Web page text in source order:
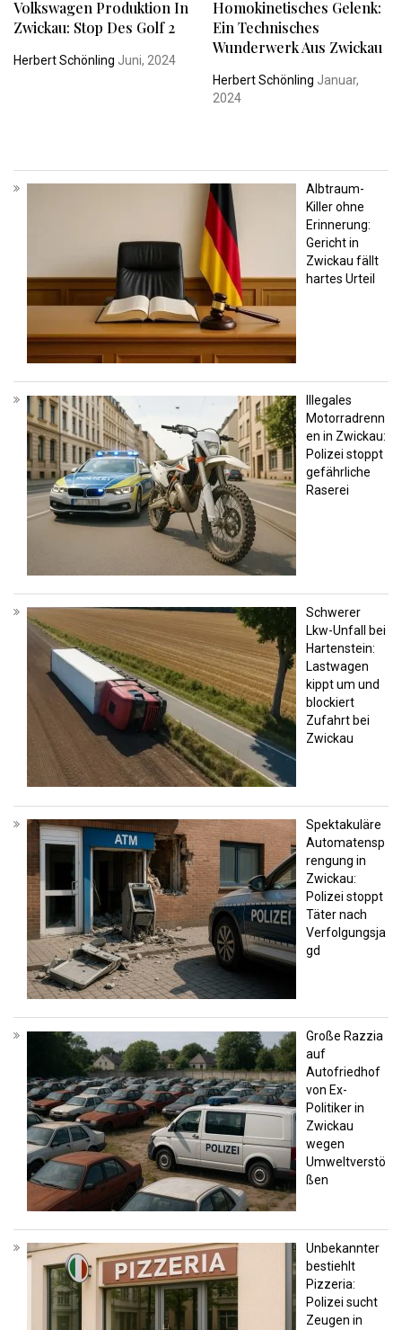
Volkswagen Produktion In
Zwickau: Stop Des Golf 2
Herbert Schönling Juni, 2024
Homokinetisches Gelenk:
Ein Technisches
Wunderwerk Aus Zwickau
Herbert Schönling Januar,
2024
Albtraum-
Killer ohne
Erinnerung:
Gericht in
Zwickau fällt
hartes Urteil
Illegales
Motorradrenn
en in Zwickau:
Polizei stoppt
gefährliche
Raserei
Schwerer
Lkw-Unfall bei
Hartenstein:
Lastwagen
kippt um und
blockiert
Zufahrt bei
Zwickau
Spektakuläre
Automatensp
rengung in
Zwickau:
Polizei stoppt
Täter nach
Verfolgungsja
gd
Große Razzia
auf
Autofriedhof
von Ex-
Politiker in
Zwickau
wegen
Umweltverstö
ßen
Unbekannter
bestiehlt
Pizzeria:
Polizei sucht
Zeugen in